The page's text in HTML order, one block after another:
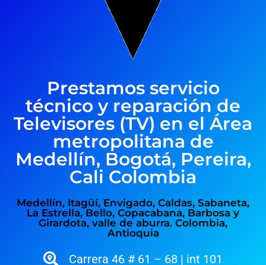
Prestamos servicio
técnico y reparación de
Televisores (TV) en el Área
metropolitana de
Medellín, Bogotá, Pereira,
Cali Colombia
Medellín, Itagüí, Envigado, Caldas, Sabaneta,
La Estrella, Bello, Copacabana, Barbosa y
Girardota, valle de aburra. Colombia,
Antioquia
Carrera 46 # 61 – 68 | int 101